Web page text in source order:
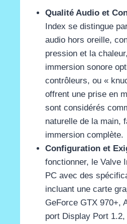
Qualité Audio et
Index se distingue
audio hors oreille,
pression et la
immersion sonore
contrôleurs, ou «
offrent une prise en
sont considérés
naturelle de la main,
immersion complète​​.
Configuration et
fonctionner, le Valve
PC avec des
incluant une carte
GeForce GTX 970+,
port Display Port